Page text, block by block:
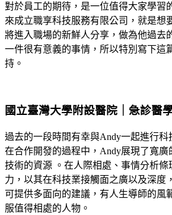
對於員工的期待，是一位值得大家學習
來成立職享科技服務有限公司，就是想
將進入職場的新鮮人分享，做為他過去
一件很有意義的事情，所以特別寫下這
持。
國立臺灣大學附設醫院｜急診醫
過去的一段時間有幸與Andy一起進行科
在合作開發的過程中，Andy展現了寬廣
技術的資源 。在人際相處、事情分析條
力，以其在科技業接觸面之廣以及深度
可提供多面向的建議，有人生導師的風
服值得相處的人物。